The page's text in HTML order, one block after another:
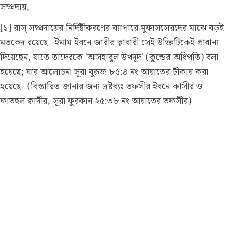
সম্প্রদায়,
[১] রাস্ সম্প্রদায়ের নির্দিষ্টীকরণের ব্যাপারে মুফাসসেরদের মাঝে বড়ই
মতভেদ রয়েছে। ইমাম ইবনে জারীর ত্বাবারী সেই উক্তিটিকেই প্রাধান্য
দিয়েছেন, যাতে তাদেরকে 'আসহাবুল উখদূদ' (কুন্ডের অধিপতি) বলা
হয়েছে; যার আলোচনা সূরা বুরূজ ৮৫:৪ নং আয়াতের টীকায় করা
হয়েছে। (বিস্তারিত জানার জন্য দ্রষ্টব্যঃ তফসীর ইবনে কাসীর ও
ফাতহুল ক্বাদীর, সূরা ফুরকান ২৫:৩৮ নং আয়াতের তফসীর)